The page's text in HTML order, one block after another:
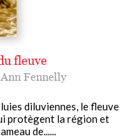
fleuve
Fennelly
diluviennes, le fleuve
protègent la région et
de......